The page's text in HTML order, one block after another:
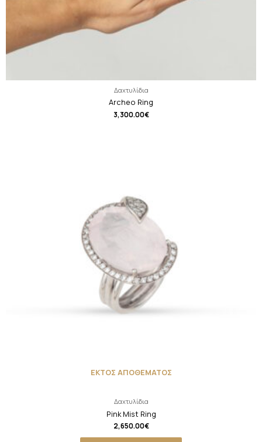
Δαχτυλίδια
Archeo Ring
3,300.00€
ΕΚΤΟΣ ΑΠΟΘΕΜΑΤΟΣ
Δαχτυλίδια
Pink Mist Ring
2,650.00€